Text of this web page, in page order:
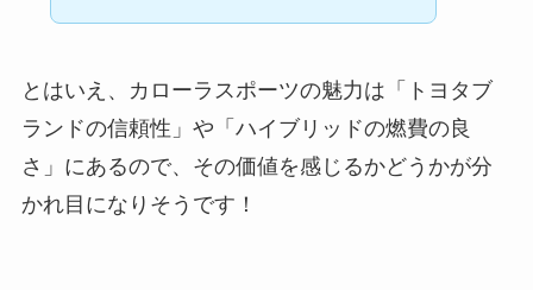
とはいえ、カローラスポーツの魅力は「トヨタブ
ランドの信頼性」や「ハイブリッドの燃費の良
さ」にあるので、その価値を感じるかどうかが分
かれ目になりそうです！